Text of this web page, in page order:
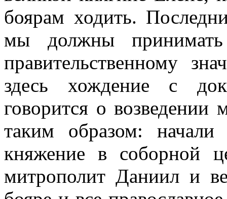
боярам ходить.
мы должны
правительственному
здесь хождение с
говорится о возведении
таким образом: начали
княжение в соборной
митрополит Даниил и